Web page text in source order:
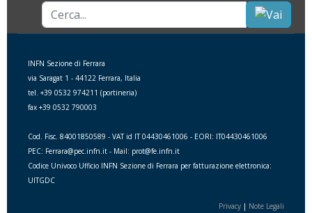
Cerca...
INFN Sezione di Ferrara
via Saragat 1 - 44122 Ferrara, Italia
tel. +39 0532 974211 (portineria)
fax +39 0532 790003
Cod. Fisc. 84001850589 - VAT id IT 04430461006 - EORI: IT04430461006
PEC: Ferrara@pec.infn.it - Mail: prot@fe.infn.it
Codice Univoco Ufficio INFN Sezione di Ferrara per fatturazione elettronica:
UITGDC
Privacy | Note Legali